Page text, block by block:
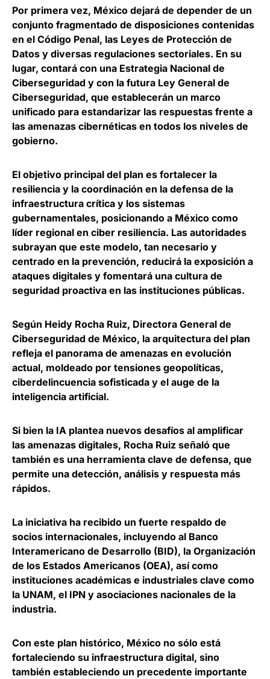
Por primera vez, México dejará de depender de un
conjunto fragmentado de disposiciones contenidas
en el Código Penal, las Leyes de Protección de
Datos y diversas regulaciones sectoriales. En su
lugar, contará con una Estrategia Nacional de
Ciberseguridad y con la futura Ley General de
Ciberseguridad, que establecerán un marco
unificado para estandarizar las respuestas frente a
las amenazas cibernéticas en todos los niveles de
gobierno.
El objetivo principal del plan es fortalecer la
resiliencia y la coordinación en la defensa de la
infraestructura crítica y los sistemas
gubernamentales, posicionando a México como
líder regional en ciber resiliencia. Las autoridades
subrayan que este modelo, tan necesario y
centrado en la prevención, reducirá la exposición a
ataques digitales y fomentará una cultura de
seguridad proactiva en las instituciones públicas.
Según Heidy Rocha Ruiz, Directora General de
Ciberseguridad de México, la arquitectura del plan
refleja el panorama de amenazas en evolución
actual, moldeado por tensiones geopolíticas,
ciberdelincuencia sofisticada y el auge de la
inteligencia artificial.
Si bien la IA plantea nuevos desafíos al amplificar
las amenazas digitales, Rocha Ruiz señaló que
también es una herramienta clave de defensa, que
permite una detección, análisis y respuesta más
rápidos.
La iniciativa ha recibido un fuerte respaldo de
socios internacionales, incluyendo al Banco
Interamericano de Desarrollo (BID), la Organización
de los Estados Americanos (OEA), así como
instituciones académicas e industriales clave como
la UNAM, el IPN y asociaciones nacionales de la
industria.
Con este plan histórico, México no sólo está
fortaleciendo su infraestructura digital, sino
también estableciendo un precedente importante